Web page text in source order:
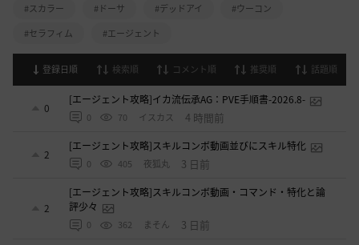
#スカラー
#ドーサ #デッドアイ
#ウーコン
#セラフィム
#エージェント
登録日順 検索順 コメント順 推奨順 話題順
0
[エージェント攻略]イカ流伝承AG：PVE手順書-2026.8-
0 70 イスカス 4 時間前
2
[エージェント攻略]スキルコンボ動画並びにスキル特化
0 405 夜狐丸 3 日前
2
[エージェント攻略]スキルコンボ動画・コマンド・特化と論
評少々
0 362 まそん 3 日前